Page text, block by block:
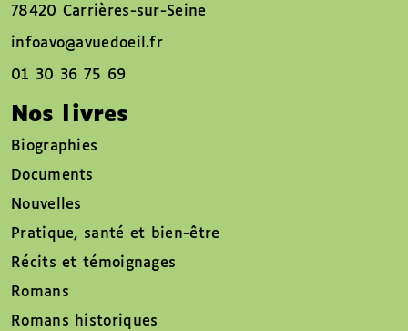
78420 Carrières-sur-Seine
infoavo@avuedoeil.fr
01 30 36 75 69
Nos livres
Biographies
Documents
Nouvelles
Pratique, santé et bien-être
Récits et témoignages
Romans
Romans historiques